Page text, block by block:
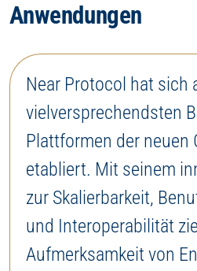
Anwendungen
Near Protocol hat sich
vielversprechendsten
Plattformen der neuen
etabliert. Mit seinem
zur Skalierbarkeit,
und Interoperabilität
Aufmerksamkeit von